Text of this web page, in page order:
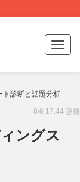
T
o
g
l
v
ト診断と話題分析
8/6 17:44 更新
ングス